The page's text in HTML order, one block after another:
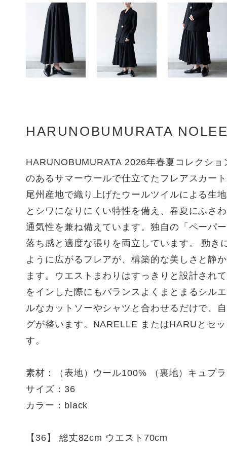
HARUNOBUMURATA
HARUNOBUMURATA 2026年春夏コレクショ
のあるサマーウールで仕立てたフレアスカー
尾州産地で織り上げたウールツイルによる生
とシワになりにくい特性を備え、春夏にふさ
通気性を兼ね備えています。独自の「ペーパ
落ち感と適度な張りを両立しています。 動き
ように広がるフレアが、構築的な美しさと静
ます。ウエストまわりはすっきりと設計され
をインした際にもバランスよくまとまるシル
ルなカットソーやシャツと合わせるだけで、
グが整います。NARELLE またはHARUとセ
す。
素材：（表地）ウール100% （裏地）キュプ
サイズ：36
カラー：black
【36】 総丈82cm ウエスト70cm